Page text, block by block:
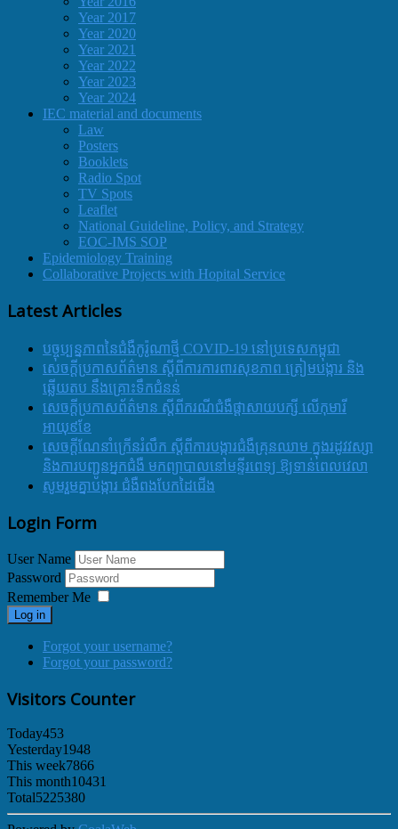
Year 2017
Year 2020
Year 2021
Year 2022
Year 2023
Year 2024
IEC material and documents
Law
Posters
Booklets
Radio Spot
TV Spots
Leaflet
National Guideline, Policy, and Strategy
EOC-IMS SOP
Epidemiology Training
Collaborative Projects with Hopital Service
Latest Articles
បច្ចុប្បន្នភាពនៃជំងឺកូរ៉ូណាថ្មី COVID-19 នៅប្រទេសកម្ពុជា
សេចក្តីប្រកាសព័ត៌មាន ស្តីពីការការពារសុខភាព ត្រៀមបង្ការ និង
ឆ្លើយតប នឹងគ្រោះទឹកជំនន់
សេចក្តីប្រកាសព័ត៌មាន ស្តីពីករណីជំងឺផ្តាសាយបក្សី លើកុមារី
អាយុ៩ខែ
សេចក្ដីណែនាំក្រើនរំលឹក ស្ដីពីការបង្ការជំងឺគ្រុនឈាម ក្នុងរដូវវស្សា
និងការបញ្ជូនអ្នកជំងឺ មកព្យាបាលនៅមន្ទីរពេទ្យ ឱ្យទាន់ពេលវេលា
សូមរួមគ្នាបង្ការ ជំងឺពងបែកដៃជើង
Login Form
User Name
Password
Remember Me
Log in
Forgot your username?
Forgot your password?
Visitors Counter
Today453
Yesterday1948
This week7866
This month10431
Total5225380